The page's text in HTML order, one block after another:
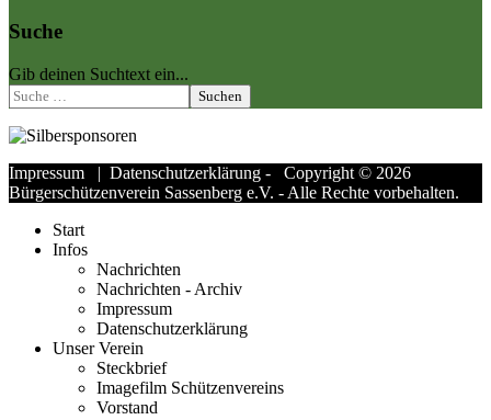
Suche
Gib deinen Suchtext ein...
Suchen
Impressum | Datenschutzerklärung - Copyright © 2026
Bürgerschützenverein Sassenberg e.V. - Alle Rechte vorbehalten.
Start
Infos
Nachrichten
Nachrichten - Archiv
Impressum
Datenschutzerklärung
Unser Verein
Steckbrief
Imagefilm Schützenvereins
Vorstand